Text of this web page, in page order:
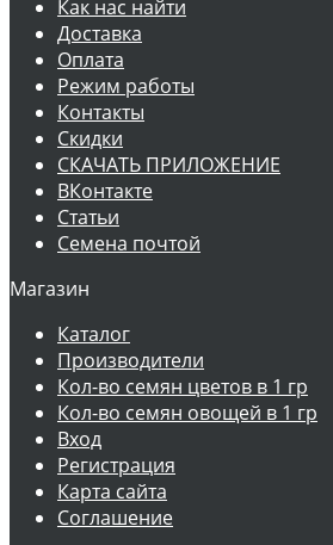
Как нас найти
Доставка
Оплата
Режим работы
Контакты
Скидки
СКАЧАТЬ ПРИЛОЖЕНИЕ
ВКонтакте
Статьи
Семена почтой
Магазин
Каталог
Производители
Кол-во семян цветов в 1 гр
Кол-во семян овощей в 1 гр
Вход
Регистрация
Карта сайта
Соглашение